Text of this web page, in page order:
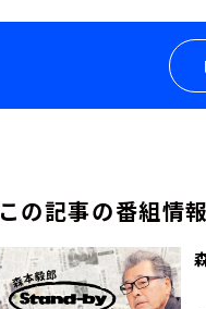
この記事の番組情報